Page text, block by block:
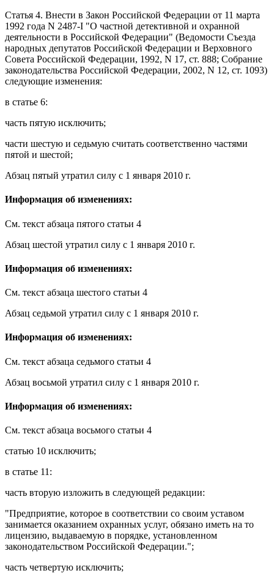
Статья 4. Внести в Закон Российской Федерации от 11 марта
1992 года N 2487-I "О частной детективной и охранной
деятельности в Российской Федерации" (Ведомости Съезда
народных депутатов Российской Федерации и Верховного
Совета Российской Федерации, 1992, N 17, ст. 888; Собрание
законодательства Российской Федерации, 2002, N 12, ст. 1093)
следующие изменения:
в статье 6:
часть пятую исключить;
части шестую и седьмую считать соответственно частями
пятой и шестой;
Абзац пятый утратил силу с 1 января 2010 г.
Информация об изменениях:
См. текст абзаца пятого статьи 4
Абзац шестой утратил силу с 1 января 2010 г.
Информация об изменениях:
См. текст абзаца шестого статьи 4
Абзац седьмой утратил силу с 1 января 2010 г.
Информация об изменениях:
См. текст абзаца седьмого статьи 4
Абзац восьмой утратил силу с 1 января 2010 г.
Информация об изменениях:
См. текст абзаца восьмого статьи 4
статью 10 исключить;
в статье 11 :
часть вторую изложить в следующей редакции:
"Предприятие, которое в соответствии со своим уставом
занимается оказанием охранных услуг, обязано иметь на то
лицензию, выдаваемую в порядке, установленном
законодательством Российской Федерации.";
часть четвертую исключить;